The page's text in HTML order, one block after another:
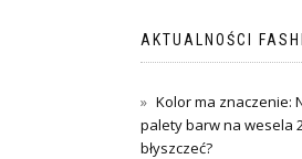
AKTUALNOŚCI
Kolor ma znaczenie:
palety barw na wesela
błyszczeć?